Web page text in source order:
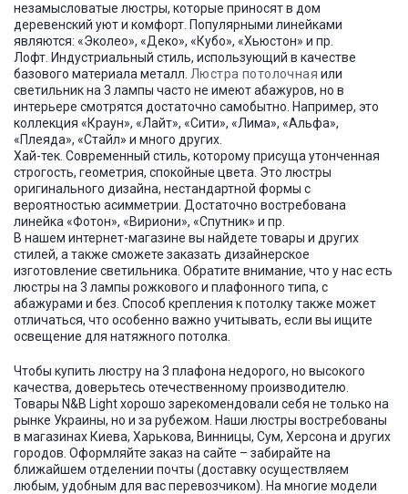
незамысловатые люстры, которые приносят в дом
деревенский уют и комфорт. Популярными линейками
являются: «Эколео», «Деко», «Кубо», «Хьюстон» и пр.
Лофт. Индустриальный стиль, использующий в качестве
базового материала металл. Люстра потолочная или
светильник на 3 лампы часто не имеют абажуров, но в
интерьере смотрятся достаточно самобытно. Например, это
коллекция «Краун», «Лайт», «Сити», «Лима», «Альфа»,
«Плеяда», «Стайл» и много других.
Хай-тек. Современный стиль, которому присуща утонченная
строгость, геометрия, спокойные цвета. Это люстры
оригинального дизайна, нестандартной формы с
вероятностью асимметрии. Достаточно востребована
линейка «Фотон», «Вириони», «Спутник» и пр.
В нашем интернет-магазине вы найдете товары и других
стилей, а также сможете заказать дизайнерское
изготовление светильника. Обратите внимание, что у нас есть
люстры на 3 лампы рожкового и плафонного типа, с
абажурами и без. Способ крепления к потолку также может
отличаться, что особенно важно учитывать, если вы ищите
освещение для натяжного потолка.
Чтобы купить люстру на 3 плафона недорого, но высокого
качества, доверьтесь отечественному производителю.
Товары N&B Light хорошо зарекомендовали себя не только на
рынке Украины, но и за рубежом. Наши люстры востребованы
в магазинах Киева, Харькова, Винницы, Сум, Херсона и других
городов. Оформляйте заказ на сайте – забирайте на
ближайшем отделении почты (доставку осуществляем
любым, удобным для вас перевозчиком). На многие модели